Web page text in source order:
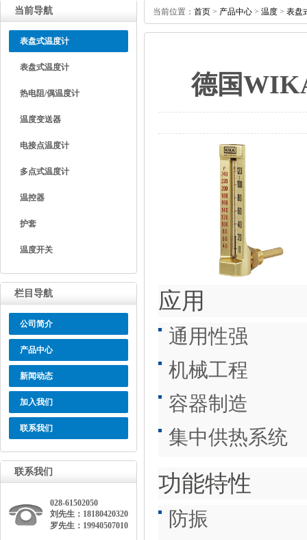
当前导航
表盘式温度计
表盘式温度计
热电阻/偶温度计
温度变送器
电接点温度计
多点式温度计
温控器
护套
温度开关
栏目导航
公司简介
产品中心
新闻动态
加入我们
联系我们
联系我们
028-61502050
刘先生：18180420320
罗先生：19940507010
当前位置： 首页 > 产品中心 > 温度 > 表盘
德国
应用
通用性强
机械工程
容器制造
集中供热系统
功能特性
防振